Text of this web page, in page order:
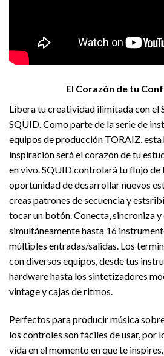
El Corazón de tu
Libera tu creatividad ilimitada con el
SQUID. Como parte de la serie de
equipos de producción TORAIZ,
inspiración será el corazón de tu
en vivo. SQUID controlará tu flujo de
oportunidad de desarrollar nuevos
creas patrones de secuencia y
tocar un botón. Conecta, sincroniza
simultáneamente hasta 16
múltiples entradas/salidas. Los
con diversos equipos, desde tus
hardware hasta los sintetizadores
vintage y cajas de ritmos.
Perfectos para producir música
los controles son fáciles de usar, por
vida en el momento en que te